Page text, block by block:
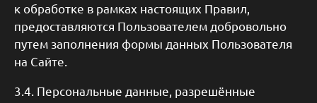
к обработке в рамках настоящих Правил,
предоставляются Пользователем добровольно
путем заполнения формы данных Пользователя
на Сайте.
3.4. Персональные данные, разрешённые